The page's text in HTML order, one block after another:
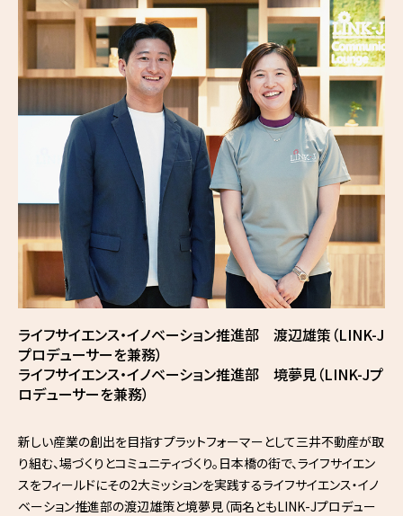
ライフサイエンス・イノベーション推進部 渡辺雄策（LINK-J
プロデューサーを兼務）
ライフサイエンス・イノベーション推進部 境夢見（LINK-Jプ
ロデューサーを兼務）
新しい産業の創出を目指すプラットフォーマーとして三井不動産が取
り組む、場づくりとコミュニティづくり。日本橋の街で、ライフサイエン
スをフィールドにその2大ミッションを実践するライフサイエンス・イノ
ベーション推進部の渡辺雄策と境夢見（両名ともLINK-Jプロデュー